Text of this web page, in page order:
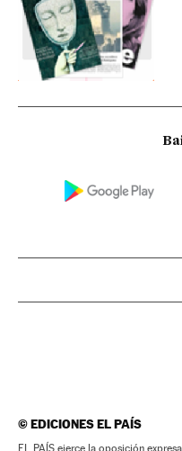
©EDICIONES EL PAÍS
EL PAÍS ejerce la oposición